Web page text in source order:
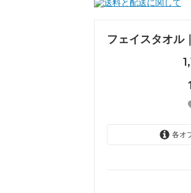
フェイスタオル
各オ